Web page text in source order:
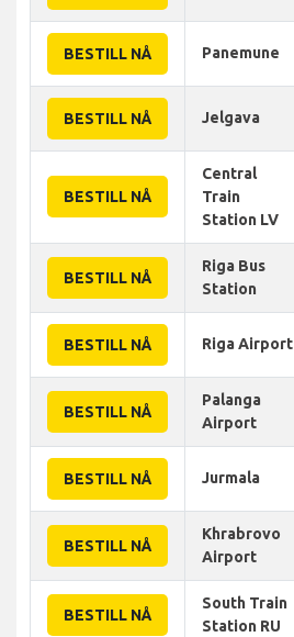
BESTILL NÅ Panemune
BESTILL NÅ Jelgava
BESTILL NÅ
Central
Train
Station LV
BESTILL NÅ
Riga Bus
Station
BESTILL NÅ Riga Airport
BESTILL NÅ
Palanga
Airport
BESTILL NÅ Jurmala
BESTILL NÅ
Khrabrovo
Airport
BESTILL NÅ
South Train
Station RU